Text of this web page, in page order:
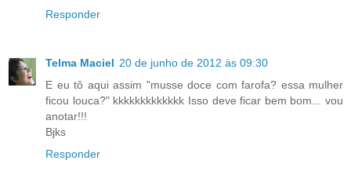
Responder
Telma Maciel 20 de junho de 2012 às 09:30
E eu tô aqui assim "musse doce com farofa? essa mulher
ficou louca?" kkkkkkkkkkkkk Isso deve ficar bem bom... vou
anotar!!!
Bjks
Responder